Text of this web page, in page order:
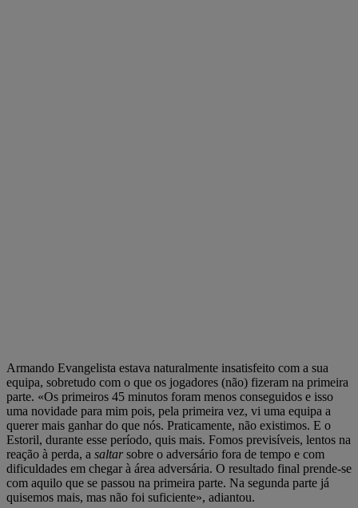
Armando Evangelista estava naturalmente insatisfeito com a sua
equipa, sobretudo com o que os jogadores (não) fizeram na primeira
parte. «Os primeiros 45 minutos foram menos conseguidos e isso
uma novidade para mim pois, pela primeira vez, vi uma equipa a
querer mais ganhar do que nós. Praticamente, não existimos. E o
Estoril, durante esse período, quis mais. Fomos previsíveis, lentos na
reação à perda, a saltarsobre o adversário fora de tempo e com
dificuldades em chegar à área adversária. O resultado final prende-se
com aquilo que se passou na primeira parte. Na segunda parte já
quisemos mais, mas não foi suficiente», adiantou.